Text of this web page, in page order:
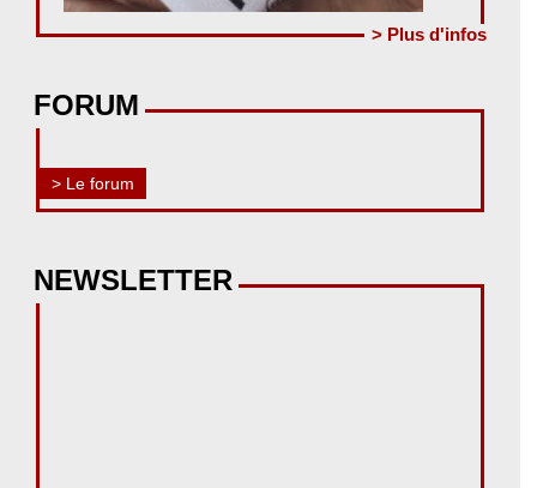
> Plus d'infos
FORUM
> Le forum
NEWSLETTER